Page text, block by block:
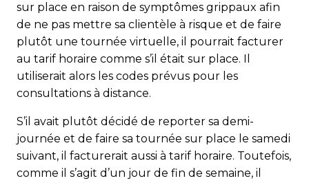
sur place en raison de symptômes grippaux afin
de ne pas mettre sa clientèle à risque et de faire
plutôt une tournée virtuelle, il pourrait facturer
au tarif horaire comme s’il était sur place. Il
utiliserait alors les codes prévus pour les
consultations à distance.
S’il avait plutôt décidé de reporter sa demi-
journée et de faire sa tournée sur place le samedi
suivant, il facturerait aussi à tarif horaire. Toutefois,
comme il s’agit d’un jour de fin de semaine, il